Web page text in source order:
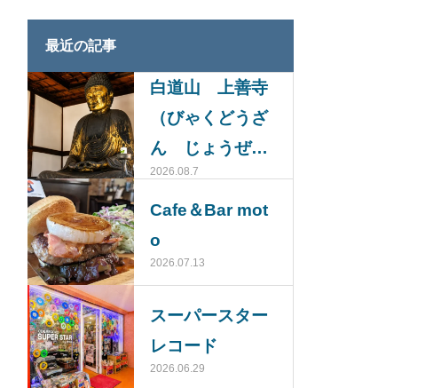
最近の記事
白道山 上善寺
（びゃくどうざ
ん じょうぜん
じ）
2026.08.7
Cafe＆Bar mot
o
2026.07.13
スーパースター
レコード
2026.06.29